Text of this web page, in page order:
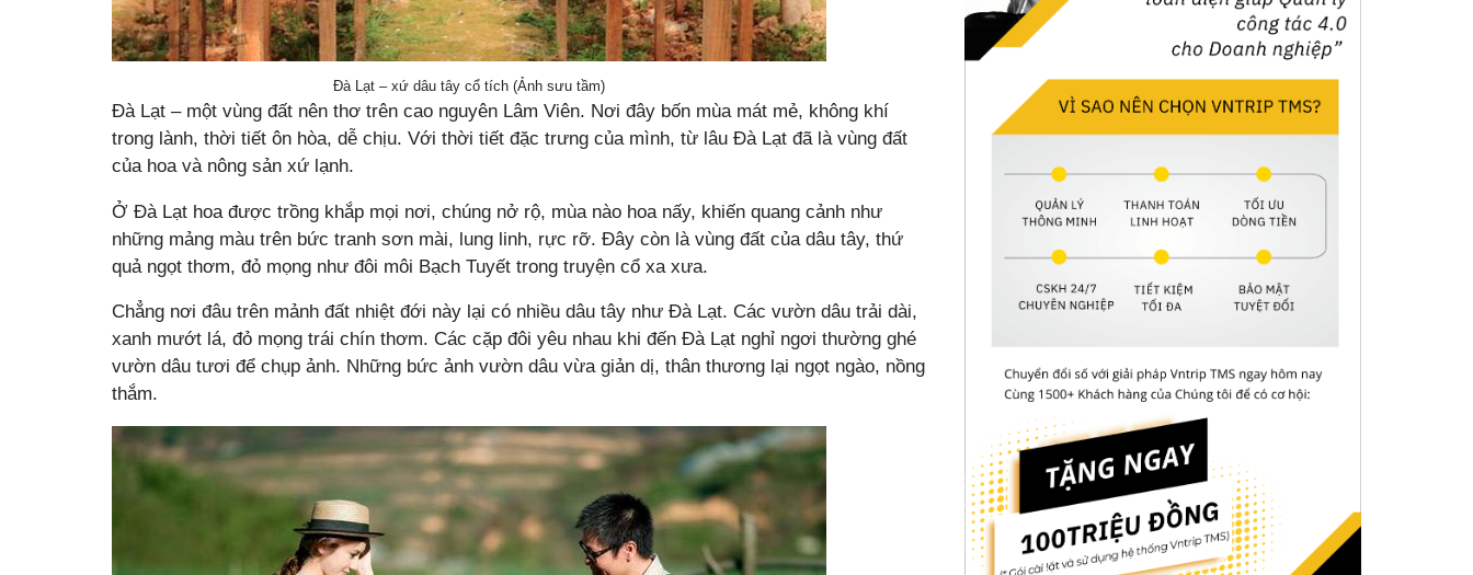
Đà Lạt – xứ dâu tây cổ tích (Ảnh sưu tầm)
Đà Lạt – một vùng đất nên thơ trên cao nguyên Lâm Viên. Nơi đây bốn mùa mát mẻ, không khí
trong lành, thời tiết ôn hòa, dễ chịu. Với thời tiết đặc trưng của mình, từ lâu Đà Lạt đã là vùng đất
của hoa và nông sản xứ lạnh.
Ở Đà Lạt hoa được trồng khắp mọi nơi, chúng nở rộ, mùa nào hoa nấy, khiến quang cảnh như
những mảng màu trên bức tranh sơn mài, lung linh, rực rỡ. Đây còn là vùng đất của dâu tây, thứ
quả ngọt thơm, đỏ mọng như đôi môi Bạch Tuyết trong truyện cổ xa xưa.
Chẳng nơi đâu trên mảnh đất nhiệt đới này lại có nhiều dâu tây như Đà Lạt. Các vườn dâu trải dài,
xanh mướt lá, đỏ mọng trái chín thơm. Các cặp đôi yêu nhau khi đến Đà Lạt nghỉ ngơi thường ghé
vườn dâu tươi để chụp ảnh. Những bức ảnh vườn dâu vừa giản dị, thân thương lại ngọt ngào, nồng
thắm.